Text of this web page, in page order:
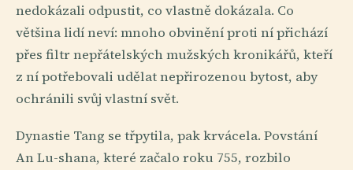
nedokázali odpustit, co vlastně dokázala. Co
většina lidí neví: mnoho obvinění proti ní přichází
přes filtr nepřátelských mužských kronikářů, kteří
z ní potřebovali udělat nepřirozenou bytost, aby
ochránili svůj vlastní svět.
Dynastie Tang se třpytila, pak krvácela. Povstání
An Lu-shana, které začalo roku 755, rozbilo